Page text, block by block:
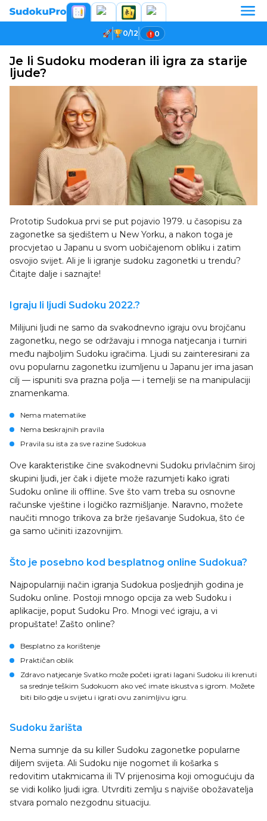
0/12 0
Je li Sudoku moderan ili igra za starije
ljude?
Prototip Sudokua prvi se put pojavio 1979. u časopisu za
zagonetke sa sjedištem u New Yorku, a nakon toga je
procvjetao u Japanu u svom uobičajenom obliku i zatim
osvojio svijet. Ali je li igranje sudoku zagonetki u trendu?
Čitajte dalje i saznajte!
Igraju li ljudi Sudoku 2022.?
Milijuni ljudi ne samo da svakodnevno igraju ovu brojčanu
zagonetku, nego se održavaju i mnoga natjecanja i turniri
među najboljim Sudoku igračima. Ljudi su zainteresirani za
ovu popularnu zagonetku izumljenu u Japanu jer ima jasan
cilj — ispuniti sva prazna polja — i temelji se na manipulaciji
znamenkama.
Nema matematike
Nema beskrajnih pravila
Pravila su ista za sve razine Sudokua
Ove karakteristike čine svakodnevni Sudoku privlačnim široj
skupini ljudi, jer čak i dijete može razumjeti kako igrati
Sudoku online ili offline. Sve što vam treba su osnovne
računske vještine i logičko razmišljanje. Naravno, možete
naučiti mnogo trikova za brže rješavanje Sudokua, što će
ga samo učiniti izazovnijim.
Što je posebno kod besplatnog online Sudokua?
Najpopularniji način igranja Sudokua posljednjih godina je
Sudoku online. Postoji mnogo opcija za web Sudoku i
aplikacije, poput Sudoku Pro. Mnogi već igraju, a vi
propuštate! Zašto online?
Besplatno za korištenje
Praktičan oblik
Zdravo natjecanje Svatko može početi igrati lagani Sudoku ili krenuti
sa srednje teškim Sudokuom ako već imate iskustva s igrom. Možete
biti bilo gdje u svijetu i igrati ovu zanimljivu igru.
Sudoku žarišta
Nema sumnje da su killer Sudoku zagonetke popularne
diljem svijeta. Ali Sudoku nije nogomet ili košarka s
redovitim utakmicama ili TV prijenosima koji omogućuju da
se vidi koliko ljudi igra. Utvrditi zemlju s najviše obožavatelja
stvara pomalo nezgodnu situaciju.